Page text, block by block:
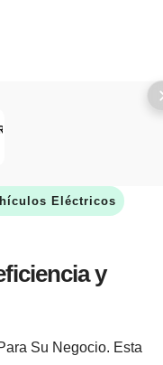
Eléctricos
y
Su Negocio. Esta